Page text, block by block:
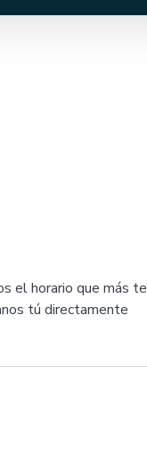
el horario que más te
tú directamente